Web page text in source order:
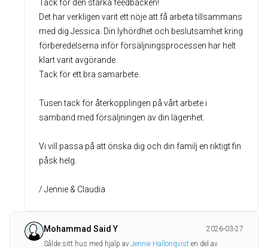
Tack för den starka feedbacken!
Det har verkligen varit ett nöje att få arbeta tillsammans
med dig Jessica. Din lyhördhet och beslutsamhet kring
förberedelserna inför försäljningsprocessen har helt
klart varit avgörande.
Tack för ett bra samarbete.
Tusen tack för återkopplingen på vårt arbete i
samband med försäljningen av din lägenhet.
Vi vill passa på att önska dig och din familj en riktigt fin
påsk helg.
/ Jennie & Claudia
Mohammad Said Y
2026-03-27
Sålde sitt hus med hjälp av Jennie Hallonqvist en del av